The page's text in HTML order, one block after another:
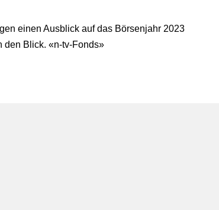
einen Ausblick auf das Börsenjahr 2023
den Blick. «n-tv-Fonds»